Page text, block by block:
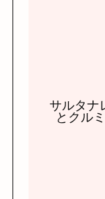
サルタナ
とクル